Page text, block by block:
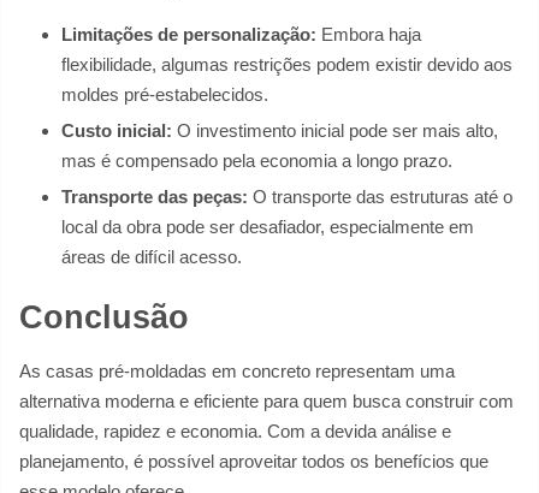
Limitações de personalização: Embora haja
flexibilidade, algumas restrições podem existir devido aos
moldes pré-estabelecidos.
Custo inicial: O investimento inicial pode ser mais alto,
mas é compensado pela economia a longo prazo.
Transporte das peças: O transporte das estruturas até o
local da obra pode ser desafiador, especialmente em
áreas de difícil acesso.
Conclusão
As casas pré-moldadas em concreto representam uma
alternativa moderna e eficiente para quem busca construir com
qualidade, rapidez e economia. Com a devida análise e
planejamento, é possível aproveitar todos os benefícios que